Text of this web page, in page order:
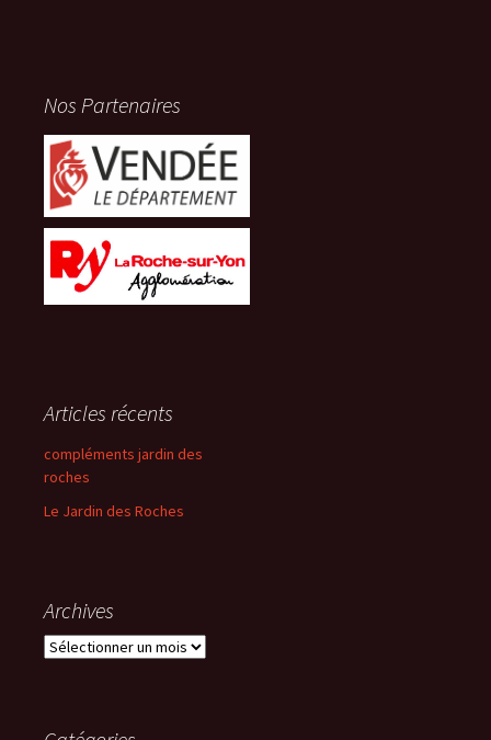
Nos Partenaires
Articles récents
compléments jardin des
roches
Le Jardin des Roches
Archives
Archives